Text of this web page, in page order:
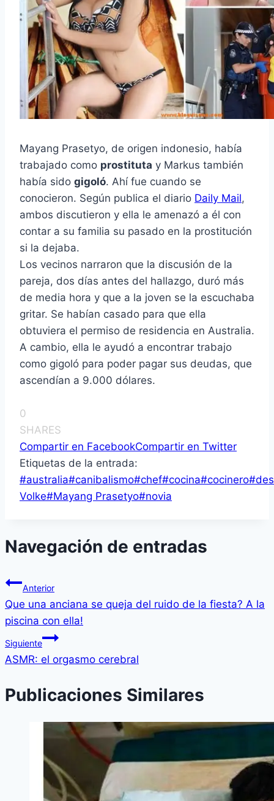
Mayang Prasetyo, de origen indonesio, había
trabajado como prostituta y Markus también
había sido gigoló. Ahí fue cuando se
conocieron. Según publica el diario Daily Mail,
ambos discutieron y ella le amenazó a él con
contar a su familia su pasado en la prostitución
si la dejaba.
Los vecinos narraron que la discusión de la
pareja, dos días antes del hallazgo, duró más
de media hora y que a la joven se la escuchaba
gritar. Se habían casado para que ella
obtuviera el permiso de residencia en Australia.
A cambio, ella le ayudó a encontrar trabajo
como gigoló para poder pagar sus deudas, que
ascendían a 9.000 dólares.
0
SHARES
Compartir en FacebookCompartir en Twitter
Etiquetas de la entrada:
#australia#canibalismo#chef#cocina#cocinero#
Volke#Mayang Prasetyo#novia
Navegación de entradas
Anterior
Que una anciana se queja del ruido de la fiesta? A la
piscina con ella!
Siguiente
ASMR: el orgasmo cerebral
Publicaciones Similares